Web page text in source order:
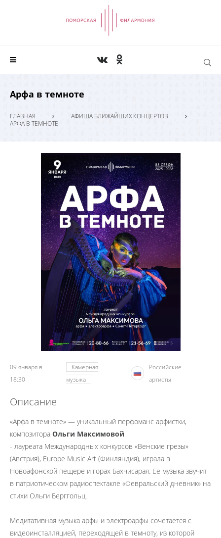
Арфа в темноте
ГЛАВНАЯ
АФИША БЛИЖАЙШИХ КОНЦЕРТОВ
АРФА В ТЕМНОТЕ
09 января в
18:30
Камерная
музыка
Российские
артисты
Описание
«Арфа в темноте» — уникальный перфоманс арфистки,
композитора Ольги Максимовой
- лауреата Международных конкурсов «Венские грезы»
(Австрия), Europe Musiс Art (Финляндия), играла в
Новоафонской пещере и горах Бахчисарая. Её музыка звучит
в патриотическом радиоспектакле «Февральский дневник» на
стихи Ольги Берггольц.
Медитативная музыка арфы и электроарфы сочетается с
видеоинсталляцией, переходящей в темноту, из которой